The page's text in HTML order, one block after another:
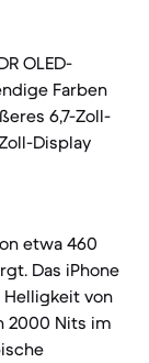
OLED-
Farben
6,7-Zoll-
Display
etwa 460
Das iPhone
Helligkeit von
2000 Nits im